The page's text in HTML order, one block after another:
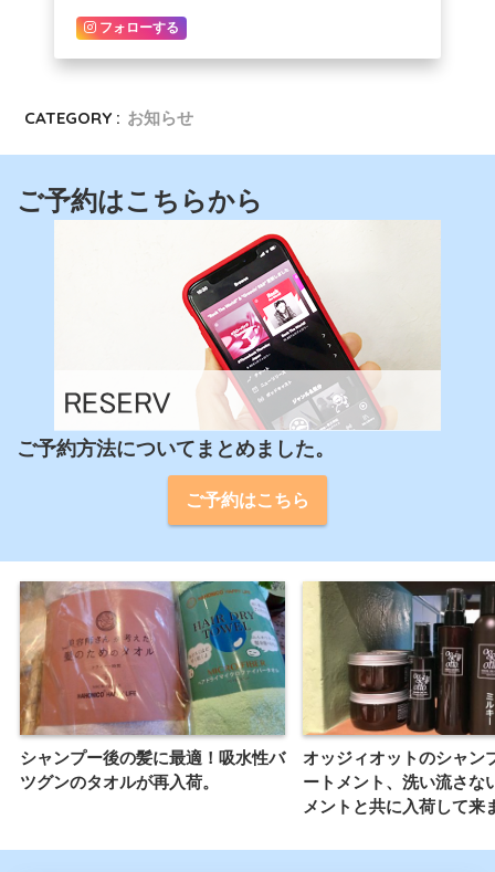
フォローする
CATEGORY : お知らせ
ご予約はこちらから
ご予約方法についてまとめました。
ご予約はこちら
シャンプー後の髪に最適！吸水性バ
ツグンのタオルが再入荷。
オッジィオットのシャン
ートメント、洗い流さな
メントと共に入荷して来